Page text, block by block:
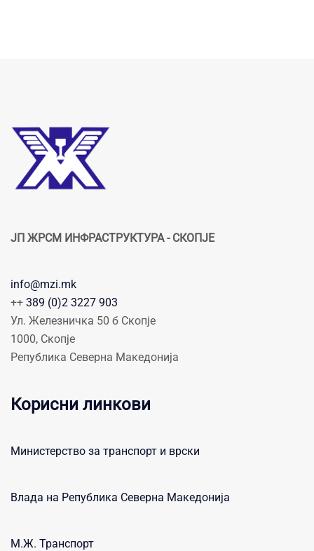
ЈП ЖРСМ ИНФРАСТРУКТУРА - СКОПЈЕ
info@mzi.mk
++ 389 (0)2 3227 903
Ул. Железничка 50 б Скопје
1000, Скопје
Република Северна Македонија
Корисни линкови
Министерство за транспорт и врски
Влада на Република Северна Македонија
М.Ж. Транспорт